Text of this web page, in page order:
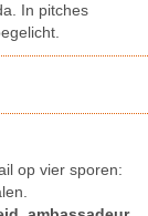
In pitches
op vier sporen: